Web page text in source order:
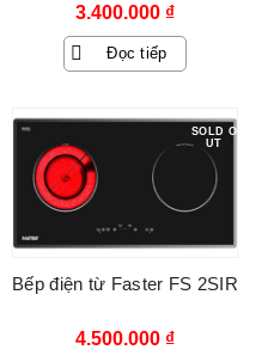
3.400.000 ₫
Đọc tiếp
SOLD O
UT
Bếp điện từ Faster FS 2SIR
4.500.000 ₫